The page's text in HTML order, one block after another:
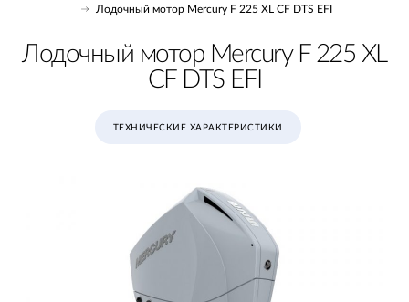
Лодочный мотор Mercury F 225 XL CF DTS EFI
Лодочный мотор Mercury F 225 XL
CF DTS EFI
ТЕХНИЧЕСКИЕ ХАРАКТЕРИСТИКИ